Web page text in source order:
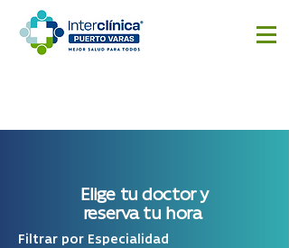
Elige tu doctor y
reserva tu hora
Filtrar por Especialidad